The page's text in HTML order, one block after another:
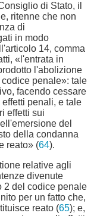
di Stato, il
ritenne che non
di
in modo
14, comma
«l'entrata in
l'abolizione
penale»: tale
facendo cessare
penali, e tale
effetti sui
del
della condanna
reato» (64).
relative agli
divenute
2 del codice penale
per un fatto che,
reato (65); e,